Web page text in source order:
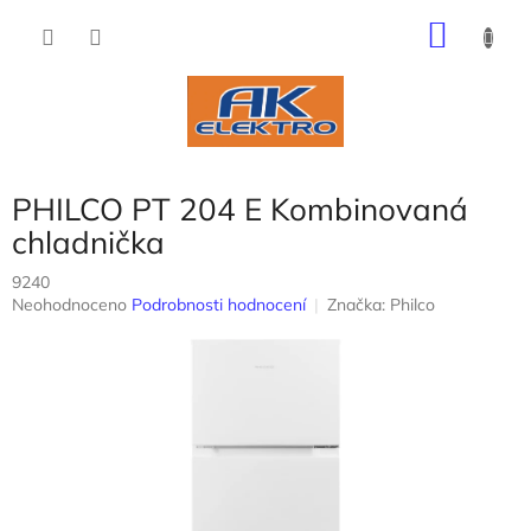
PHILCO PT 204 E Kombinovaná
chladnička
9240
Průměrné
Neohodnoceno Podrobnosti hodnocení Značka: Philco